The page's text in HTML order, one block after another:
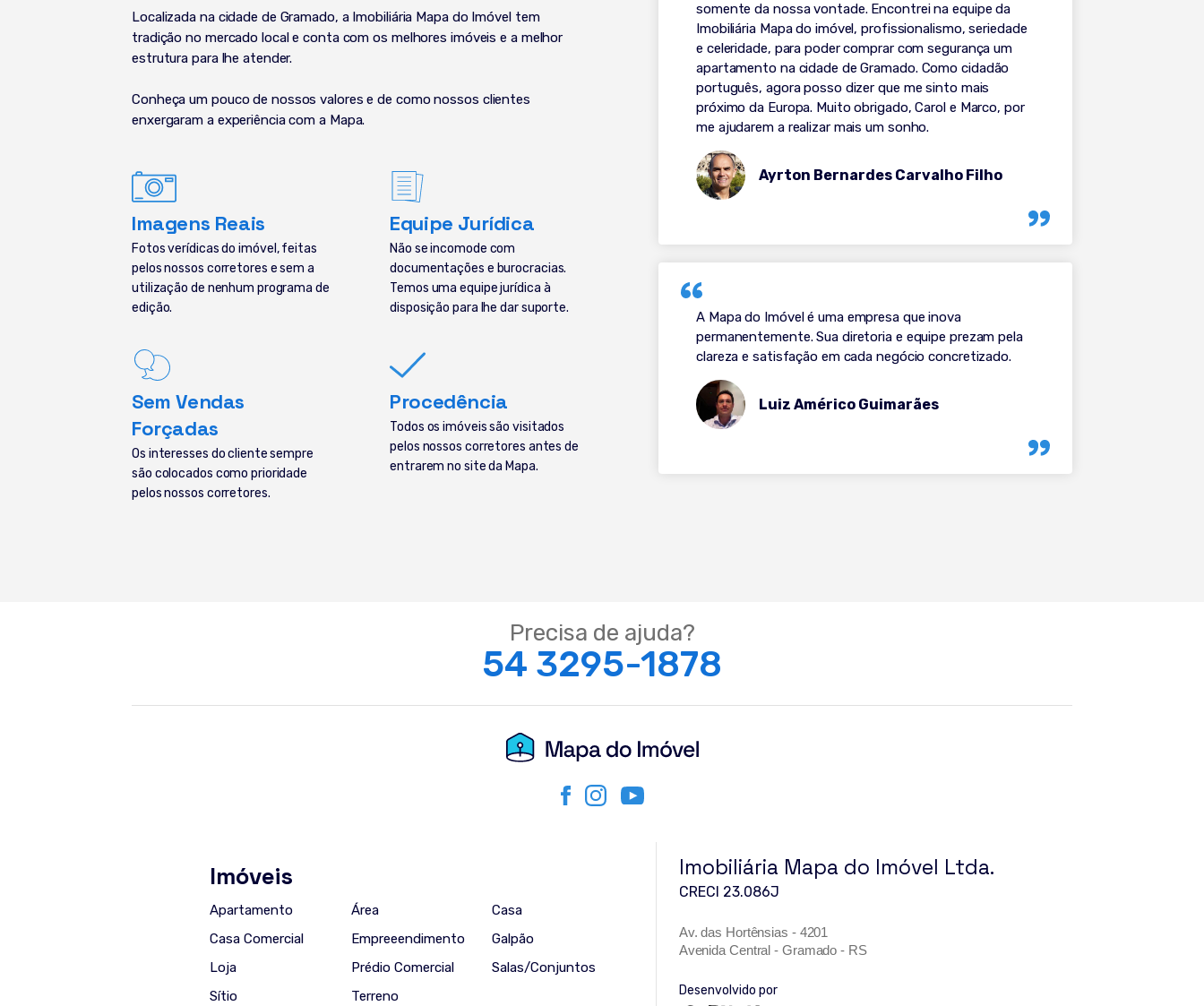
Localizada na cidade de Gramado, a Imobiliária Mapa do Imóvel tem
tradição no mercado local e conta com os melhores imóveis e a melhor
estrutura para lhe atender.
Conheça um pouco de nossos valores e de como nossos clientes
enxergaram a experiência com a Mapa.
Imagens Reais
Fotos verídicas do imóvel, feitas
pelos nossos corretores e sem a
utilização de nenhum programa de
edição.
Equipe Jurídica
Não se incomode com
documentações e burocracias.
Temos uma equipe jurídica à
disposição para lhe dar suporte.
Sem Vendas
Forçadas
Os interesses do cliente sempre
são colocados como prioridade
pelos nossos corretores.
Procedência
Todos os imóveis são visitados
pelos nossos corretores antes de
entrarem no site da Mapa.
somente da nossa vontade. Encontrei na equipe da
Imobiliária Mapa do imóvel, profissionalismo, seriedade
e celeridade, para poder comprar com segurança um
apartamento na cidade de Gramado. Como cidadão
português, agora posso dizer que me sinto mais
próximo da Europa. Muito obrigado, Carol e Marco, por
me ajudarem a realizar mais um sonho.
Ayrton Bernardes Carvalho Filho
A Mapa do Imóvel é uma empresa que inova
permanentemente. Sua diretoria e equipe prezam pela
clareza e satisfação em cada negócio concretizado.
Luiz Américo Guimarães
Precisa de ajuda?
54 3295-1878
Imóveis
Apartamento Área
Casa
Casa Comercial
Empreeendimento
Galpão
Loja
Prédio Comercial
Salas/Conjuntos
Sítio
Terreno
Imobiliária Mapa do Imóvel Ltda.
CRECI 23.086J
Av. das Hortênsias - 4201
Avenida Central - Gramado - RS
Desenvolvido por